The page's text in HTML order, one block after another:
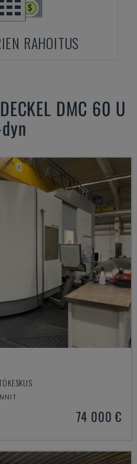
RAHOITUS
DECKEL DMC 60 U
74 000 €